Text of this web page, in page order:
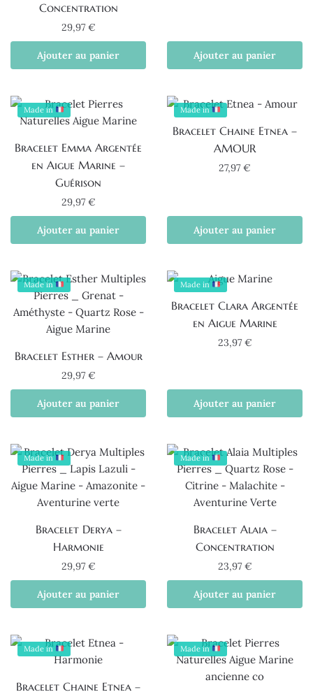
Concentration
29,97€
Ajouter au panier Ajouter au panier
Made in
Bracelet Emma Argentée
en Aigue Marine –
Guérison
29,97€
Ajouter au panier
Made in
Bracelet Chaine Etnea –
AMOUR
27,97€
Ajouter au panier
Made in
Bracelet Esther – Amour
29,97€
Ajouter au panier
Made in
Bracelet Clara Argentée
en Aigue Marine
23,97€
Ajouter au panier
Made in
Bracelet Derya –
Harmonie
29,97€
Ajouter au panier
Made in
Bracelet Alaia –
Concentration
23,97€
Ajouter au panier
Made in
Bracelet Chaine Etnea –
Made in